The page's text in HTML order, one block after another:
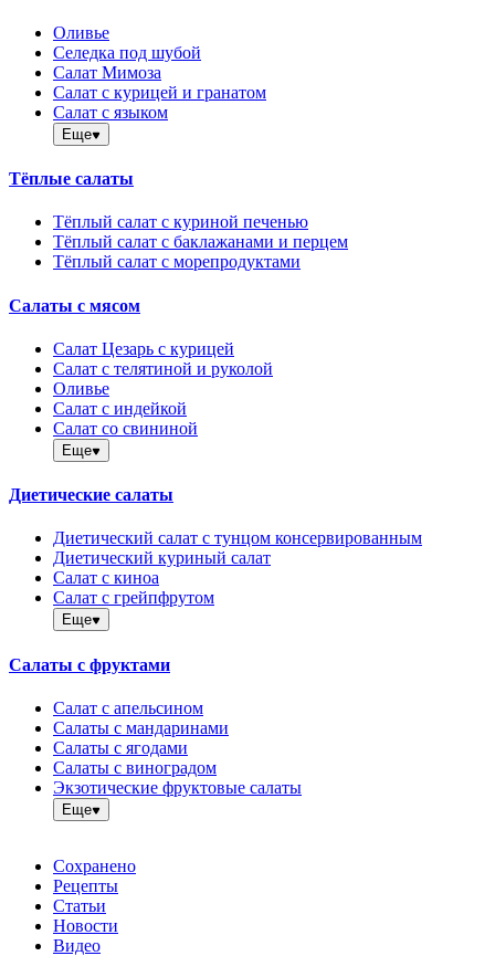
Оливье
Селедка под шубой
Салат Мимоза
Салат с курицей и гранатом
Салат с языком
Еще
Тёплые салаты
Тёплый салат с куриной печенью
Тёплый салат с баклажанами и перцем
Тёплый салат с морепродуктами
Салаты с мясом
Салат Цезарь с курицей
Салат с телятиной и руколой
Оливье
Салат с индейкой
Салат со свининой
Еще
Диетические салаты
Диетический салат с тунцом консервированным
Диетический куриный салат
Салат с киноа
Салат с грейпфрутом
Еще
Салаты с фруктами
Салат с апельсином
Салаты с мандаринами
Салаты с ягодами
Салаты с виноградом
Экзотические фруктовые салаты
Еще
Сохранено
Рецепты
Статьи
Новости
Видео